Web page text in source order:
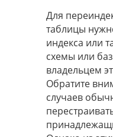
Для
таблицы
индекса или
схемы или
владельцем
Обратите
случаев